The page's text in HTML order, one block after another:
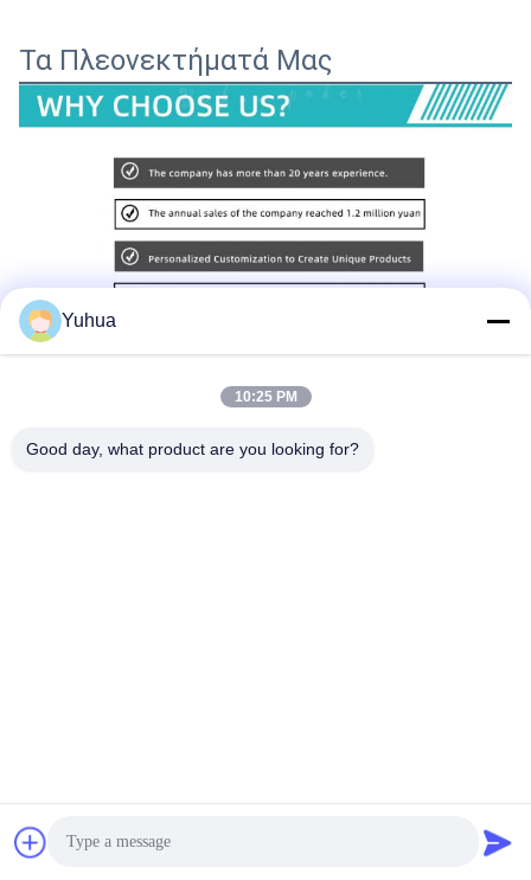
Τα Πλεονεκτήματά Μας
Yuhua
10:25 PM
Good day, what product are you looking for?